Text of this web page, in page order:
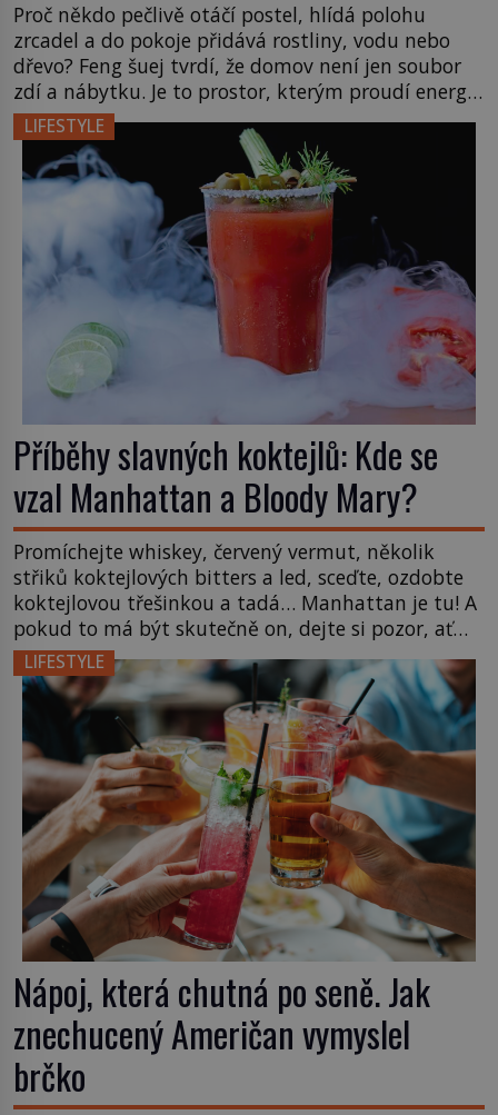
Proč někdo pečlivě otáčí postel, hlídá polohu
zrcadel a do pokoje přidává rostliny, vodu nebo
dřevo? Feng šuej tvrdí, že domov není jen soubor
zdí a nábytku. Je to prostor, kterým proudí energie
čchi a jeho uspořádání může ovlivňovat, jak se v
něm člověk cítí. Feng šuej má kořeny ve staré Číně
a jeho historie […]
LIFESTYLE
Příběhy slavných koktejlů: Kde se
vzal Manhattan a Bloody Mary?
Promíchejte whiskey, červený vermut, několik
střiků koktejlových bitters a led, sceďte, ozdobte
koktejlovou třešinkou a tadá… Manhattan je tu! A
pokud to má být skutečně on, dejte si pozor, ať
místo klasické americké rye whiskey či klidně
bourbonu nepoužijete skotskou whisku. Co se
stane? Inu, koktejl bude stále skvělý, ale už to
nebude Manhattan ale […]
LIFESTYLE
Nápoj, která chutná po seně. Jak
znechucený Američan vymyslel
brčko